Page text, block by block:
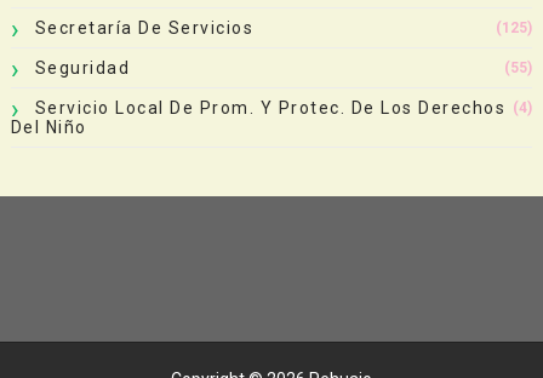
Secretaría De Servicios (125)
Seguridad (55)
Servicio Local De Prom. Y Protec. De Los Derechos
Del Niño
(4)